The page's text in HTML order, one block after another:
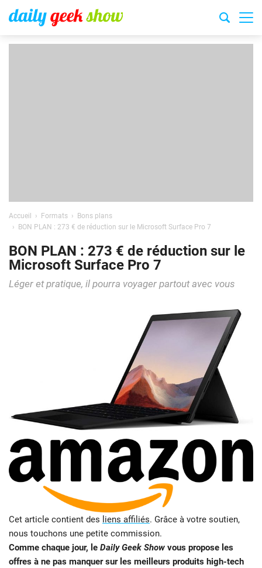
Accueil Formats
Bons plans
BON PLAN : 273 € de réduction sur le Microsoft Surface Pro 7
BON PLAN : 273 € de réduction sur le
Microsoft Surface Pro 7
Léger et pratique, il pourra voyager partout avec vous
Cet article contient des liens affiliés. Grâce à votre soutien,
nous touchons une petite commission.
Comme chaque jour, le Daily Geek Show vous propose les
offres à ne pas manquer sur les meilleurs produits high-tech